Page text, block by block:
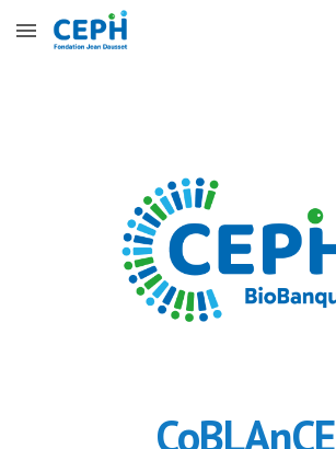
Skip to main content
CoBLAnCE